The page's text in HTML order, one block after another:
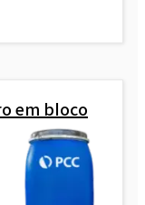
em bloco